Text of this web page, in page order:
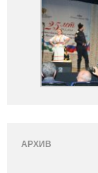
АРХИВ